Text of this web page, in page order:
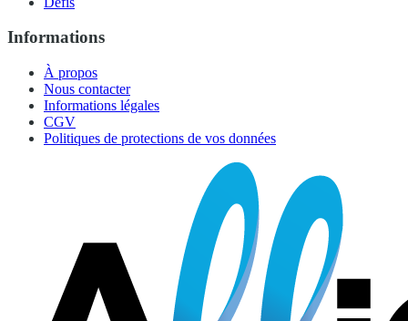
Informations
À propos
Nous contacter
Informations légales
CGV
Politiques de protections de vos données